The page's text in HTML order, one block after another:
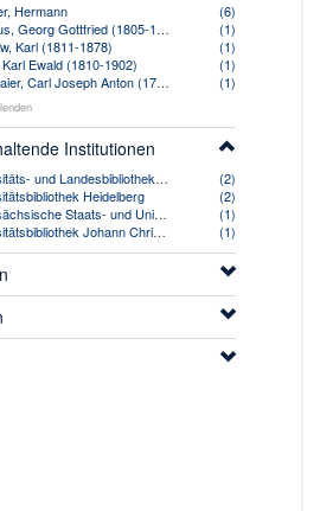
Hermann
(6)
Gervinus, Georg Gottfried (1805-1871)
(1)
Karl (1811-1878)
(1)
Ewald (1810-1902)
(1)
Mittermaier, Carl Joseph Anton (1787-1867)
(1)
Institutionen
Universitäts- und Landesbibliothek Bonn
(2)
Heidelberg
(2)
Niedersächsische Staats- und Universitätsbibliothek Göttingen
(1)
Universitätsbibliothek Johann Christian Senckenberg
(1)